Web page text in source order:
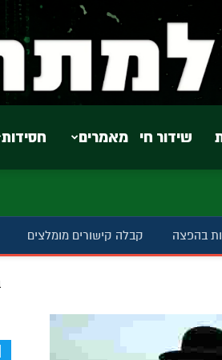
חסידות מאמרים שידור חי
בהפצה קבלה קישורים מומלצים